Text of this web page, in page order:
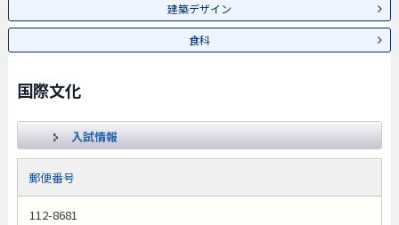
建築デザイン
食科
国際文化
入試情報
郵便番号
112-8681